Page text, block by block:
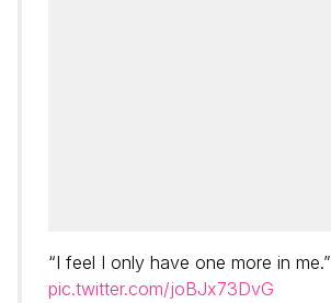
“I feel I only have one more in me.”
pic.twitter.com/joBJx73DvG